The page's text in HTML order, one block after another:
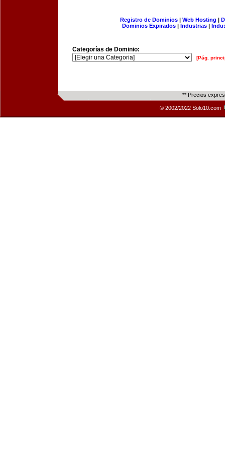
Registro de Dominios| Web Hosting |
Dominios Expirados | Industrias |
Categorías de Dominio:
[Pág.
** Precios
© 2002/2022 Solo10.com